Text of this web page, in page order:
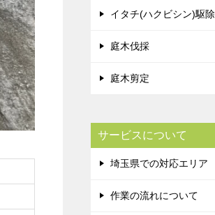
イタチ(ハクビシン)駆除
庭木伐採
庭木剪定
サービスについて
埼玉県での対応エリア
作業の流れについて